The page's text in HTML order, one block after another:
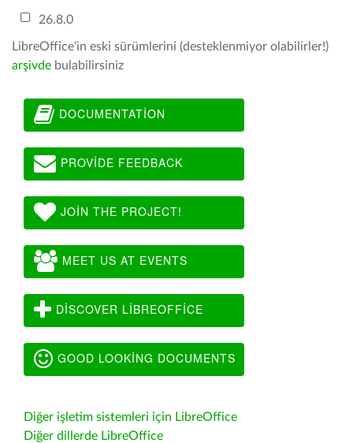
26.8.0
LibreOffice'in eski sürümlerini (desteklenmiyor olabilirler!)
arşivde bulabilirsiniz
DOCUMENTATION
PROVIDE FEEDBACK
JOIN THE PROJECT!
MEET US AT EVENTS
DISCOVER LIBREOFFICE
GOOD LOOKING DOCUMENTS
Diğer işletim sistemleri için LibreOffice
Diğer dillerde LibreOffice